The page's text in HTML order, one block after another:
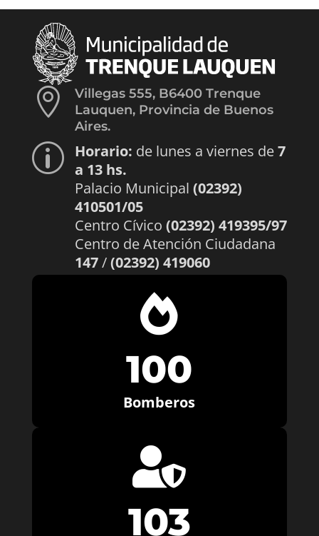

Villegas 555, B6400 Trenque
Lauquen, Provincia de Buenos
Aires.
p Horario: de lunes a viernes de7
a 13 hs.
Palacio Municipal (02392)
410501/05
Centro Cívico (02392) 419395/97
Centro de Atención Ciudadana
147/(02392) 419060

100
Bomberos

103